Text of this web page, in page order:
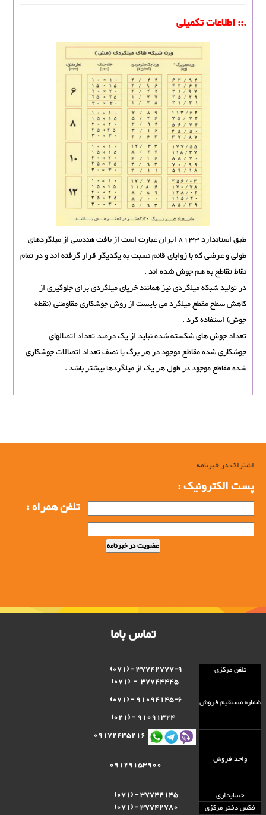
.:: اطلاعات تکمیلی
طبق استاندارد 8133 ایران عبارت است از بافت هندسی از میلگردهای
طولی و عرضی که با زوایای قائم نسبت به یکدیگر قرار گرفته اند و در تمام
نقاط تقاطع به هم جوش شده اند .
در تولید شبکه میلگردی نیز همانند خرپای میلگردی برای جلوگیری از
کاهش سطح مقطع میلگرد می بایست از روش جوشکاری مقاومتی (نقطه
جوش) استفاده کرد .
تعداد جوش های شکسته شده نباید از یک درصد تعداد اتصالهای
جوشکاری شده مقاطع موجود در هر برگ یا نصف تعداد اتصالات جوشکاری
شده مقاطع موجود در طول هر یک از میلگردها بیشتر باشد .
اشتراک در خبرنامه
پست الکترونیک :
تلفن همراه :
تماس باما
تلفن مرکزی 37742777-9 - (071)
شماره مستقيم فروش
91094145-6 - (071)
واحد فروش
09172435216
حسابداری
37744145 - (071)
فکس دفتر مرکزی
37742780 - (071)